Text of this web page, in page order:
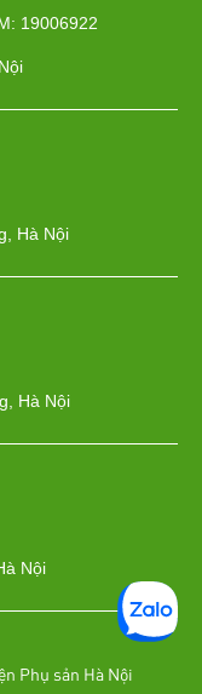
19006922
Hà Nội
Hà Nội
Nội
Phụ sản Hà Nội